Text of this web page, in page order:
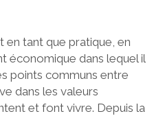
en tant que pratique, en
économique dans lequel il
points communs entre
dans les valeurs
et font vivre. Depuis la